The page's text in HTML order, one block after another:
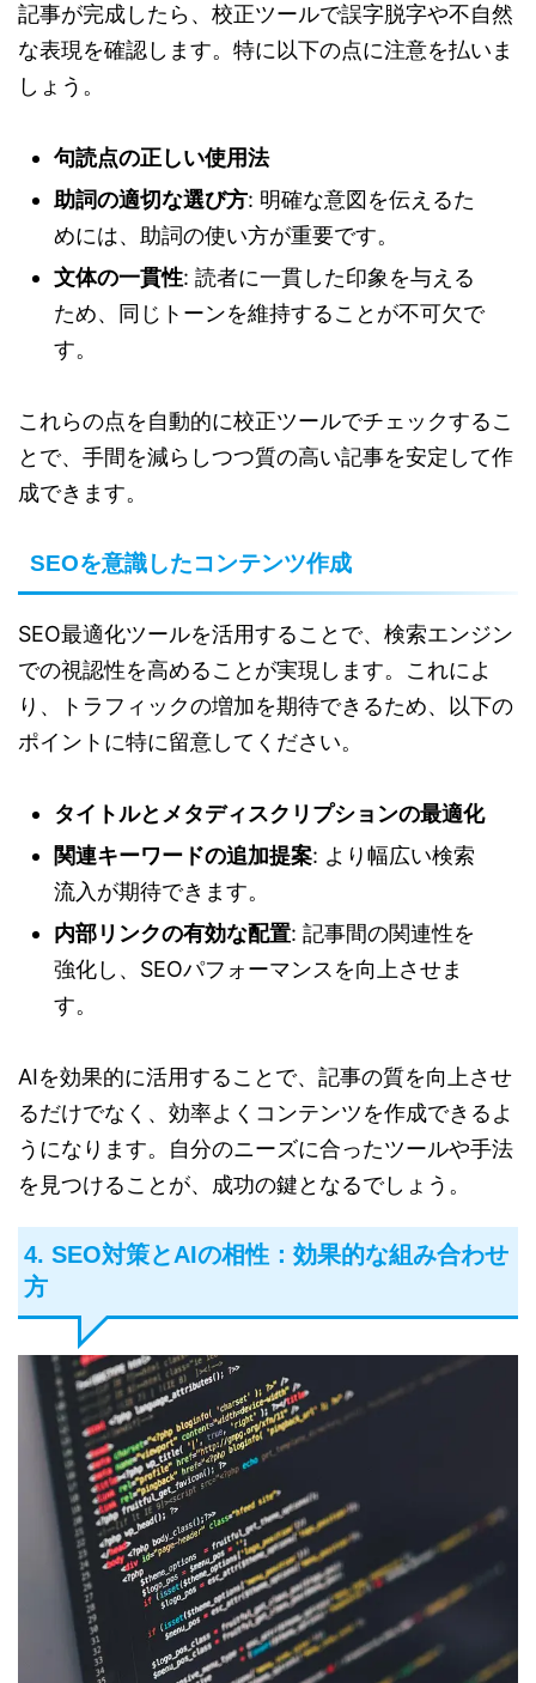
記事が完成したら、校正ツールで誤字脱字や不自然
な表現を確認します。特に以下の点に注意を払いま
しょう。
句読点の正しい使用法
助詞の適切な選び方: 明確な意図を伝えるた
めには、助詞の使い方が重要です。
文体の一貫性: 読者に一貫した印象を与える
ため、同じトーンを維持することが不可欠で
す。
これらの点を自動的に校正ツールでチェックするこ
とで、手間を減らしつつ質の高い記事を安定して作
成できます。
SEOを意識したコンテンツ作成
SEO最適化ツールを活用することで、検索エンジン
での視認性を高めることが実現します。これによ
り、トラフィックの増加を期待できるため、以下の
ポイントに特に留意してください。
タイトルとメタディスクリプションの最適化
関連キーワードの追加提案: より幅広い検索
流入が期待できます。
内部リンクの有効な配置: 記事間の関連性を
強化し、SEOパフォーマンスを向上させま
す。
AIを効果的に活用することで、記事の質を向上させ
るだけでなく、効率よくコンテンツを作成できるよ
うになります。自分のニーズに合ったツールや手法
を見つけることが、成功の鍵となるでしょう。
4. SEO対策とAIの相性：効果的な組み合わせ
方